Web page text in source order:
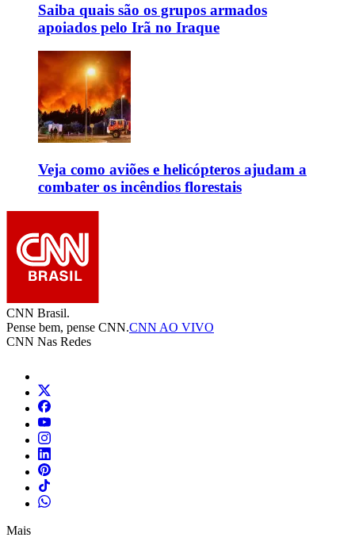
Saiba quais são os grupos armados
apoiados pelo Irã no Iraque
Veja como aviões e helicópteros ajudam a
combater os incêndios florestais
CNN Brasil.
Pense bem, pense CNN.CNN AO VIVO
CNN Nas Redes
Mais